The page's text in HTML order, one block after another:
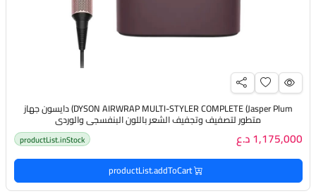
DYSON AIRWRAP MULTI-STYLER COMPLETE (Jasper Plum) دايسون جهاز
متطور لتصفيف وتجفيف الشعر باللون البنفسجي والوردي
1,175,000 د.ع productList.inStock
productList.addToCart